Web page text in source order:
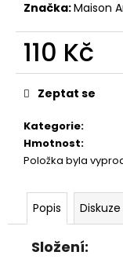
Značka:Maison
110 Kč
Měrná
cena:
Kategorie:
Hmotnost:
Položka byla
Zeptat se
Popis Diskuze
Složení:
u
č
u
e
m
e